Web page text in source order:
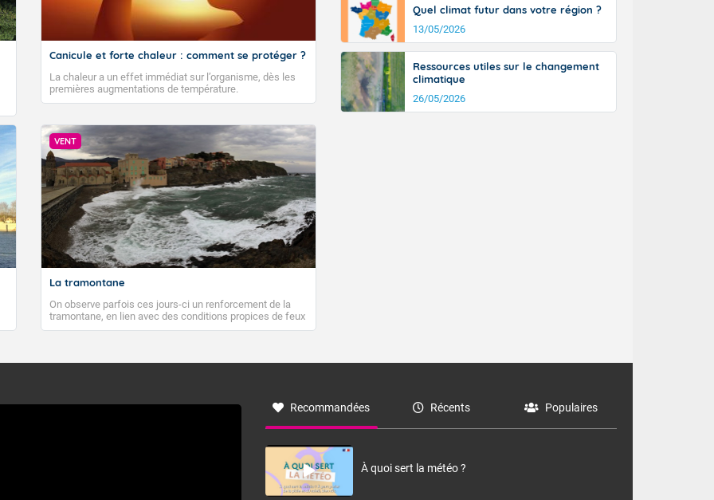
Canicule et forte chaleur : comment se protéger ?
La chaleur a un effet immédiat sur l’organisme, dès les
premières augmentations de température.
VENT
La tramontane
On observe parfois ces jours-ci un renforcement de la
tramontane, en lien avec des conditions propices de feux
de forêt. Mais qu'est-ce que la tramontane ? Quelles sont
à nord-ouest, dans un secteur qui part du Roussillon à la
monts, en allusion aux régions montagneuses d’où
Quel climat futur dans votre région ?
13/05/2026
Ressources utiles sur le changement
climatique
26/05/2026
Recommandées Récents Populaires
À quoi sert la météo ?